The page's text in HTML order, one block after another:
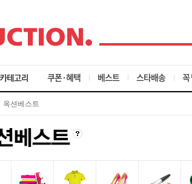
쿠폰·혜택 베스트 스타배송 꼭
옥션베스트